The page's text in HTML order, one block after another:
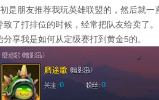
是朋友推荐我玩英雄联盟的，然后就
致了打排位的时候，经常把队友给卖了
享我是如何从定级赛打到黄金5的。